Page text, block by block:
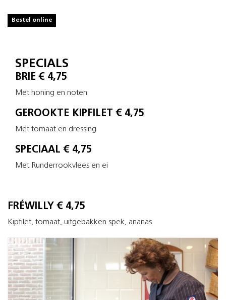
Bestel online
SPECIALS
BRIE € 4,75
Met honing en noten
GEROOKTE KIPFILET € 4,75
Met tomaat en dressing
SPECIAAL € 4,75
Met Runderrookvlees en ei
FRÉWILLY € 4,75
Kipfilet, tomaat, uitgebakken spek, ananas